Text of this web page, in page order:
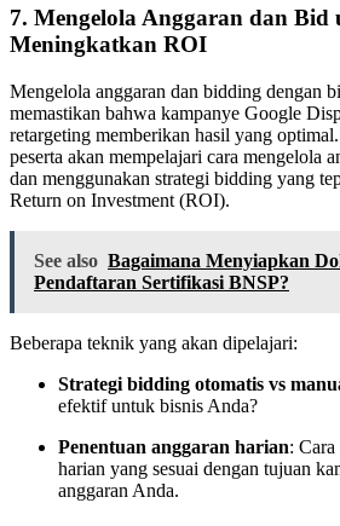
7. Mengelola Anggaran dan Bid
Meningkatkan ROI
Mengelola anggaran dan bidding dengan
memastikan bahwa kampanye Google
retargeting memberikan hasil yang
peserta akan mempelajari cara mengelola
dan menggunakan strategi bidding yang
Return on Investment (ROI).
See also Bagaimana Menyiapkan
Pendaftaran Sertifikasi BNSP?
Beberapa teknik yang akan dipelajari:
Strategi bidding otomatis vs
efektif untuk bisnis Anda?
Penentuan anggaran harian: Cara
harian yang sesuai dengan tujuan
anggaran Anda.